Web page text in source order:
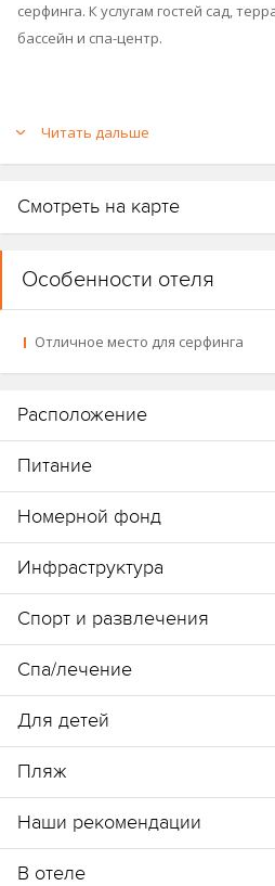
серфинга. К услугам гостей сад,
бассейн и спа-центр.
водных видов спорта. Для детей
детский бассейн.
Отель построен в 2018 году,
Читать дальше
Смотреть на карте
Особенности отеля
Отличное место для серфинга
Расположение
Питание
Номерной фонд
Инфраструктура
Спорт и развлечения
Спа/лечение
Для детей
Пляж
Наши рекомендации
В отеле